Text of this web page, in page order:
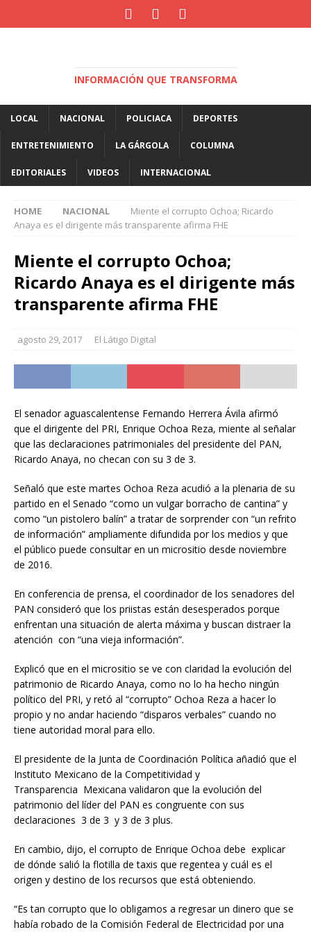
INFORMACIÓN QUE TRANSFORMA
LOCAL NACIONAL POLICIACA DEPORTES
ENTRETENIMIENTO LA GÁRGOLA COLUMNA
EDITORIALES VIDEOS INTERNACIONAL
HOME NACIONAL
Miente el corrupto Ochoa; Ricardo
Anaya es el dirigente más transparente afirma FHE
Miente el corrupto Ochoa;
Ricardo Anaya es el dirigente más
transparente afirma FHE
agosto 29, 2017 El Látigo Digital
El senador aguascalentense Fernando Herrera Ávila afirmó
que el dirigente del PRI, Enrique Ochoa Reza, miente al señalar
que las declaraciones patrimoniales del presidente del PAN,
Ricardo Anaya, no checan con su 3 de 3.
Señaló que este martes Ochoa Reza acudió a la plenaria de su
partido en el Senado “como un vulgar borracho de cantina” y
como “un pistolero balín” a tratar de sorprender con “un refrito
de información” ampliamente difundida por los medios y que
el público puede consultar en un micrositio desde noviembre
de 2016.
En conferencia de prensa, el coordinador de los senadores del
PAN consideró que los priistas están desesperados porque
enfrentan una situación de alerta máxima y buscan distraer la
atención con “una vieja información”.
Explicó que en el micrositio se ve con claridad la evolución del
patrimonio de Ricardo Anaya, como no lo ha hecho ningún
político del PRI, y retó al “corrupto” Ochoa Reza a hacer lo
propio y no andar haciendo “disparos verbales” cuando no
tiene autoridad moral para ello.
El presidente de la Junta de Coordinación Política añadió que el
Instituto Mexicano de la Competitividad y
Transparencia Mexicana validaron que la evolución del
patrimonio del líder del PAN es congruente con sus
declaraciones 3 de 3 y 3 de 3 plus.
En cambio, dijo, el corrupto de Enrique Ochoa debe explicar
de dónde salió la flotilla de taxis que regentea y cuál es el
origen y destino de los recursos que está obteniendo.
“Es tan corrupto que lo obligamos a regresar un dinero que se
había robado de la Comisión Federal de Electricidad por una